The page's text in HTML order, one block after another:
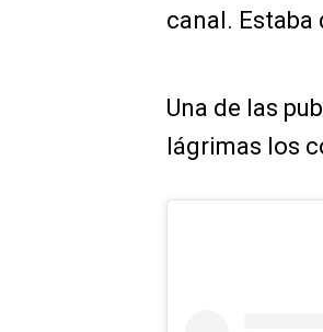
canal. Estaba
Una de las
lágrimas los